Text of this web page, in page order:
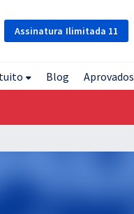
Assinatura Ilimitada 11
Blog Aprovados